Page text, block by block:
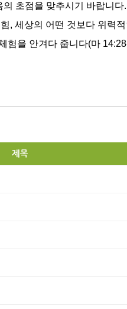
초점을 맞추시기 바랍니
, 세상의 어떤 것보다 위력
험을 안겨다 줍니다(마
제목